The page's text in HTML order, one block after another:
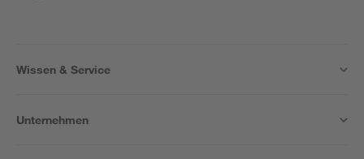
Wissen & Service
Unternehmen